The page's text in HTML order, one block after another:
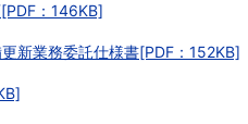
：146KB]
新業務委託仕様書[PDF：152KB]